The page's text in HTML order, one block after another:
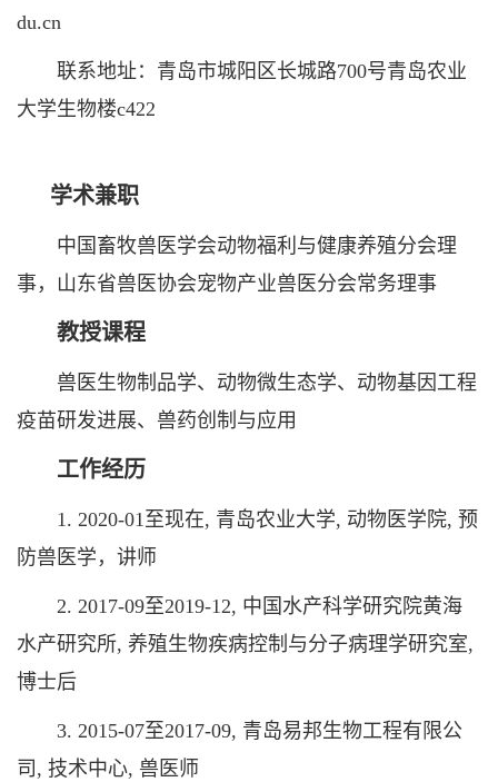
du.cn
联系地址：青岛市城阳区长城路700号青岛农业
大学生物楼c422
学术兼职
中国畜牧兽医学会动物福利与健康养殖分会理
事，山东省兽医协会宠物产业兽医分会常务理事
教授课程
兽医生物制品学、动物微生态学、动物基因工程
疫苗研发进展、兽药创制与应用
工作经历
1. 2020-01至现在, 青岛农业大学, 动物医学院, 预
防兽医学，讲师
2. 2017-09至2019-12, 中国水产科学研究院黄海
水产研究所, 养殖生物疾病控制与分子病理学研究室,
博士后
3. 2015-07至2017-09, 青岛易邦生物工程有限公
司, 技术中心, 兽医师